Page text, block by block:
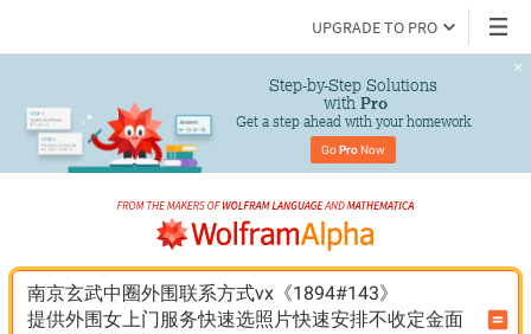
UPGRADE TO PRO
Step-by-Step Solutions
with Pro
Get a step ahead with your homework
Go Pro Now
南京玄武中圈外围联系方式vx《1894#143》
提供外围女上门服务快速选照片快速安排不收定金面